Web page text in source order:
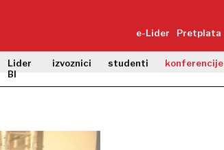
e-Lider Pretplata
Lider
BI
izvoznici studenti konferencije